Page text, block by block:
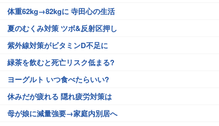
体重62kg→82kgに 寺田心の生活
夏のむくみ対策 ツボ&反射区押し
紫外線対策がビタミンD不足に
緑茶を飲むと死亡リスク低まる?
ヨーグルト いつ食べたらいい?
休みだが疲れる 隠れ疲労対策は
母が娘に減量強要→家庭内別居へ